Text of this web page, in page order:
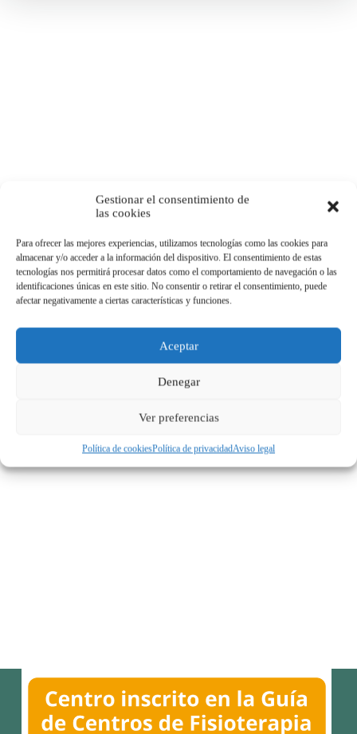
Gestionar el consentimiento de
las cookies
Para ofrecer las mejores experiencias, utilizamos tecnologías como las cookies para
almacenar y/o acceder a la información del dispositivo. El consentimiento de estas
tecnologías nos permitirá procesar datos como el comportamiento de navegación o las
identificaciones únicas en este sitio. No consentir o retirar el consentimiento, puede
afectar negativamente a ciertas características y funciones.
Aceptar
Denegar
Ver preferencias
Política de cookiesPolítica de privacidadAviso legal